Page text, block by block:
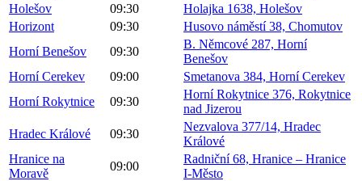
Holešov
09:30
Holajka 1638, Holešov
Horizont
09:30
Husovo náměstí 38, Chomutov
Horní Benešov
09:30
B. Němcové 287, Horní
Benešov
Horní Cerekev
09:00
Smetanova 384, Horní Cerekev
Horní Rokytnice
09:30
Horní Rokytnice 376, Rokytnice
nad Jizerou
Hradec Králové
09:30
Nezvalova 377/14, Hradec
Králové
Hranice na
Moravě
09:00
Radniční 68, Hranice – Hranice
I-Město